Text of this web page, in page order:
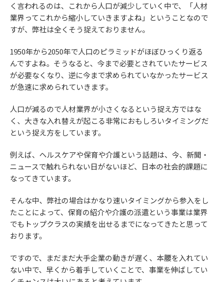
く言われるのは、これから人口が減少していく中で、「人材
業界ってこれから縮小していきますよね」ということなので
すが、弊社は全くそう捉えておりません。
1950年から2050年で人口のピラミッドがほぼひっくり返る
んですよね。そうなると、今まで必要とされていたサービス
が必要なくなり、逆に今まで求められていなかったサービス
が急速に求められていきます。
人口が減るので人材業界が小さくなるという捉え方ではな
く、大きな入れ替えが起こる非常におもしろいタイミングだ
という捉え方をしています。
例えば、ヘルスケアや保育や介護という話題は、今、新聞・
ニュースで触れられない日がないほど、日本の社会的課題に
なってきています。
そんな中、弊社の場合はかなり速いタイミングから参入をし
たことによって、保育の紹介や介護の派遣という事業は業界
でもトップクラスの実績を出せるまでになってきたと思って
おります。
ですので、まだまだ大手企業の動きが遅く、本腰を入れてい
ない中で、早くから着手していくことで、事業を伸ばしてい